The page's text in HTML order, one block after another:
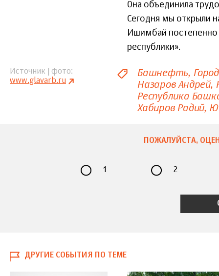
Она объединила
Сегодня мы открыли
Ишимбай
республики».
Источник | фото
www.glavarb.ru
Башнефть
Назаров Андрей
Республика
Хабиров Радий
ПОЖАЛУЙСТА,
1 2
ДРУГИЕ СОБЫТИЯ ПО ТЕМЕ